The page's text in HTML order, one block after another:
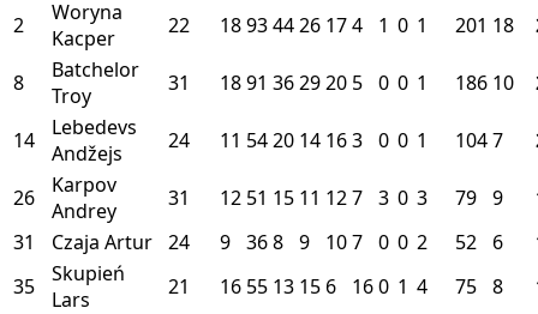
2
Woryna
Kacper
22 18934426 174 1 0 1 201 18
8
Batchelor
Troy
31 1891 362920 5 0 0 1 186 10
14
Lebedevs
Andžejs
24 11 5420 14 163 0 0 1 1047
26
Karpov
Andrey
31 12 51 15 11 127 3 0 3 79 9
31
Czaja Artur 24 9 368 9 107 0 0 2 52 6
35
Skupień
Lars
21 16 55 13 15 6 160 1 4 75 8